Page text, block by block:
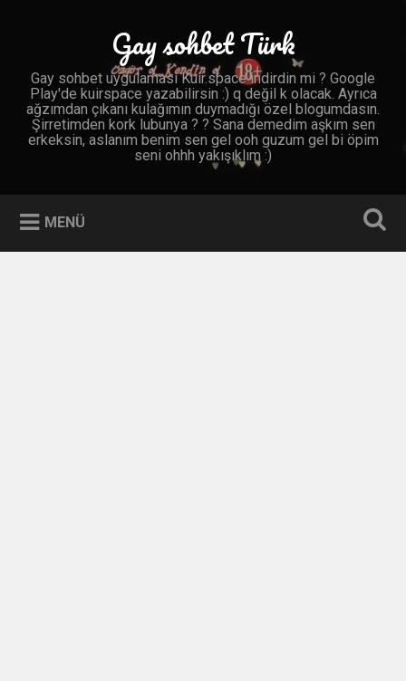
Gay sohbet Türk
Gay sohbet uygulaması Kuir.space indirdin mi ? Google
Play'de kuirspace yazabilirsin :) q değil k olacak. Ayrıca
ağzımdan çıkanı kulağımın duymadığı özel blogumdasın.
Şirretimden kork lubunya ? ? Sana demedim aşkım sen
erkeksin, aslanım benim sen gel ooh guzum gel bi öpim
seni ohhh yakışıklım :)
MENÜ